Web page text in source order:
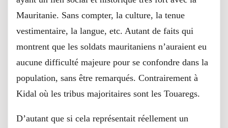
Mauritanie. Sans compter, la culture, la tenue
vestimentaire, la langue, etc. Autant de faits qui
montrent que les soldats mauritaniens n’auraient eu
aucune difficulté majeure pour se confondre dans la
population, sans être remarqués. Contrairement à
Kidal où les tribus majoritaires sont les Touaregs.
D’autant que si cela représentait réellement un